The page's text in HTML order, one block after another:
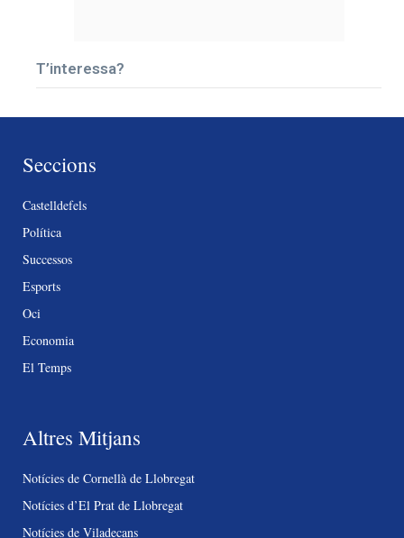
T’interessa?
Seccions
Castelldefels
Política
Successos
Esports
Oci
Economia
El Temps
Altres Mitjans
Notícies de Cornellà de Llobregat
Notícies d’El Prat de Llobregat
Notícies de Viladecans